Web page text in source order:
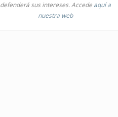
defenderá sus intereses. Accede aquí a
nuestra web